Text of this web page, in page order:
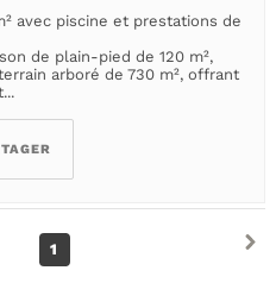
avec piscine et prestations de
de plain-pied de 120 m²,
arboré de 730 m², offrant
1